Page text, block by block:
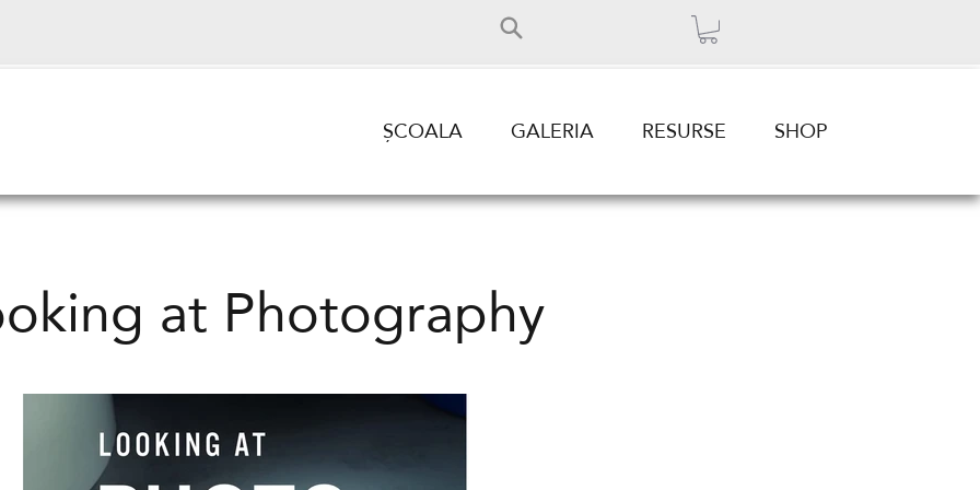
ȘCOALA GALERIA RESURSE SHOP
at Photography